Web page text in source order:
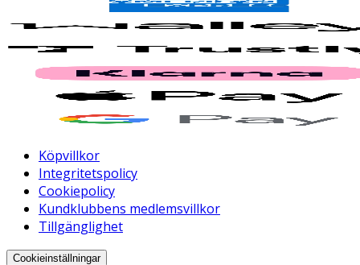
Köpvillkor
Integritetspolicy
Cookiepolicy
Kundklubbens medlemsvillkor
Tillgänglighet
Cookieinställningar